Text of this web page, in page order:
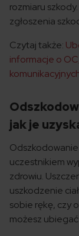
rozmiaru
zgłoszenia
Czytaj także:
informacje o
jak je
Odszkodowanie
uczestnikiem
zdrowiu.
uszkodzenie
sobie rękę, czy
możesz ubiegać